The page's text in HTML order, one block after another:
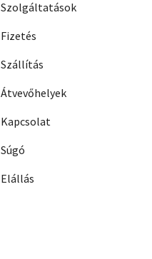
Szolgáltatások
Fizetés
Szállítás
Átvevőhelyek
Kapcsolat
Súgó
Elállás